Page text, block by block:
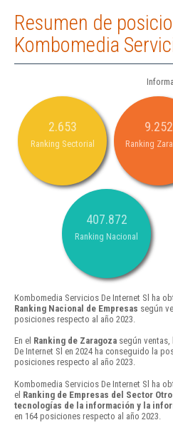
Resumen de
Kombomedia
2.653
Ranking Sectorial
9.252
Ranking
407.872
Ranking Nacional
Kombomedia Servicios De Internet Sl ha
Ranking Nacional de Empresas según
posiciones respecto al año 2023.
En el Ranking de Zaragoza según
De Internet Sl en 2024 ha conseguido la
posiciones respecto al año 2023.
Kombomedia Servicios De Internet Sl ha
el Ranking de Empresas del Sector
tecnologías de la información y la
en 164 posiciones respecto al año 2023.